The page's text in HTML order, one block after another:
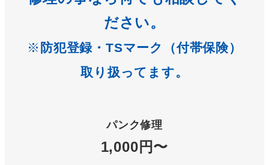
ださい。
※ 防犯登録・TSマーク（付帯保険）
取り扱ってます。
パンク修理
1,000円〜